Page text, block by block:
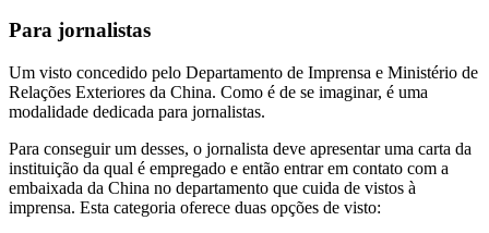
Para jornalistas
Um visto concedido pelo Departamento de Imprensa e Ministério de
Relações Exteriores da China. Como é de se imaginar, é uma
modalidade dedicada para jornalistas.
Para conseguir um desses, o jornalista deve apresentar uma carta da
instituição da qual é empregado e então entrar em contato com a
embaixada da China no departamento que cuida de vistos à
imprensa. Esta categoria oferece duas opções de visto: